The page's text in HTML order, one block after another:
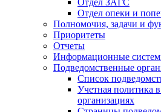
Отдел ЗАГС
Отдел опеки и
Полномочия, задачи и
Приоритеты
Отчеты
Информационные
Подведомственные
Список
Учетная политика
организациях